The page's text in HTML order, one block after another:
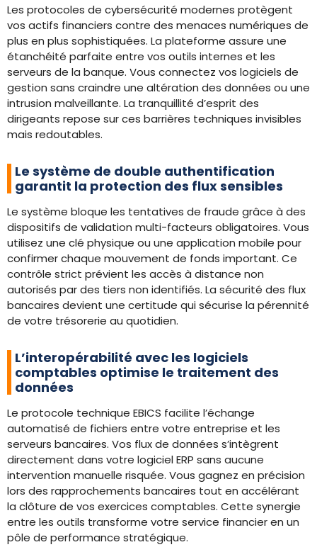
Les protocoles de cybersécurité modernes protègent
vos actifs financiers contre des menaces numériques de
plus en plus sophistiquées. La plateforme assure une
étanchéité parfaite entre vos outils internes et les
serveurs de la banque. Vous connectez vos logiciels de
gestion sans craindre une altération des données ou une
intrusion malveillante. La tranquillité d’esprit des
dirigeants repose sur ces barrières techniques invisibles
mais redoutables.
Le système de double authentification
garantit la protection des flux sensibles
Le système bloque les tentatives de fraude grâce à des
dispositifs de validation multi-facteurs obligatoires. Vous
utilisez une clé physique ou une application mobile pour
confirmer chaque mouvement de fonds important. Ce
contrôle strict prévient les accès à distance non
autorisés par des tiers non identifiés. La sécurité des flux
bancaires devient une certitude qui sécurise la pérennité
de votre trésorerie au quotidien.
L’interopérabilité avec les logiciels
comptables optimise le traitement des
données
Le protocole technique EBICS facilite l’échange
automatisé de fichiers entre votre entreprise et les
serveurs bancaires. Vos flux de données s’intègrent
directement dans votre logiciel ERP sans aucune
intervention manuelle risquée. Vous gagnez en précision
lors des rapprochements bancaires tout en accélérant
la clôture de vos exercices comptables. Cette synergie
entre les outils transforme votre service financier en un
pôle de performance stratégique.